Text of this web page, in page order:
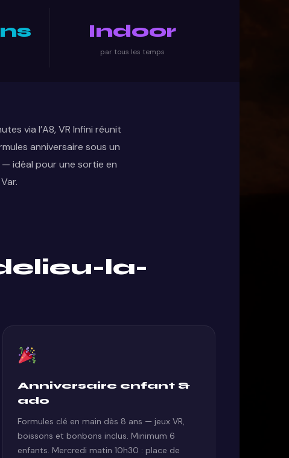
Indoor
par tous les temps
via l’A8, VR Infini réunit
anniversaire sous un
idéal pour une sortie en
la-
Anniversaire enfant &
ado
Formules clé en main dès 8 ans — jeux VR,
boissons et bonbons inclus. Minimum 6
enfants. Mercredi matin 10h30 : place de